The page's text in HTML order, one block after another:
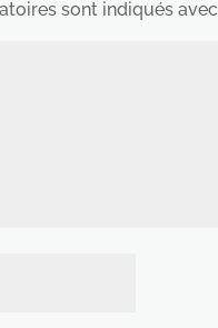
sont indiqués avec